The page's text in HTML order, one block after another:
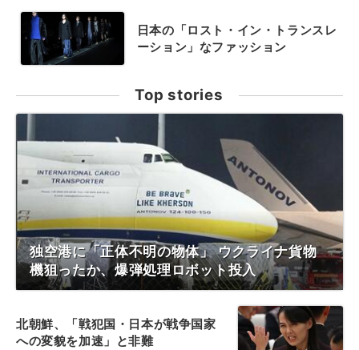
日本の「ロスト・イン・トランスレ
ーション」なファッション
Top stories
独空港に「正体不明の物体」 ウクライナ貨物
機狙ったか、爆弾処理ロボット投入
北朝鮮、「戦犯国・日本が戦争国家
への変貌を加速」と非難